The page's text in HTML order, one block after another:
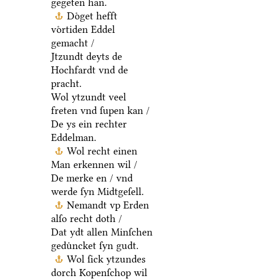
Doͤget hefft
voͤrtiden Eddel
gemacht /
Jtzundt deyts de
Hochfardt vnd de
pracht.
Wol ytzundt veel
freten vnd ſupen kan /
De ys ein rechter
Eddelman.
Wol recht einen
Man erkennen wil /
De merke en / vnd
werde ſyn Midtgeſell.
Nemandt vp Erden
alſo recht doth /
Dat ydt allen Minſchen
geduͤncket ſyn gudt.
Wol ſick ytzundes
dorch Kopenſchop wil